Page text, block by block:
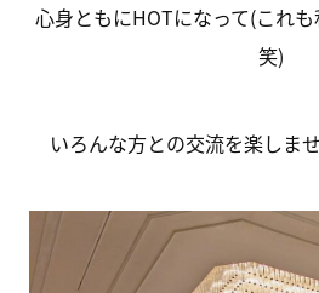
心身ともにHOTになって(これも
笑)
いろんな方との交流を楽しま